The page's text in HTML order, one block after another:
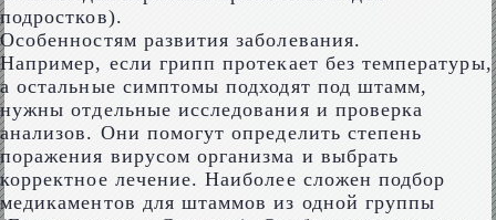
подростков).
Особенностям развития заболевания.
Например, если грипп протекает без температуры,
а остальные симптомы подходят под штамм,
нужны отдельные исследования и проверка
анализов. Они помогут определить степень
поражения вирусом организма и выбрать
корректное лечение. Наиболее сложен подбор
медикаментов для штаммов из одной группы